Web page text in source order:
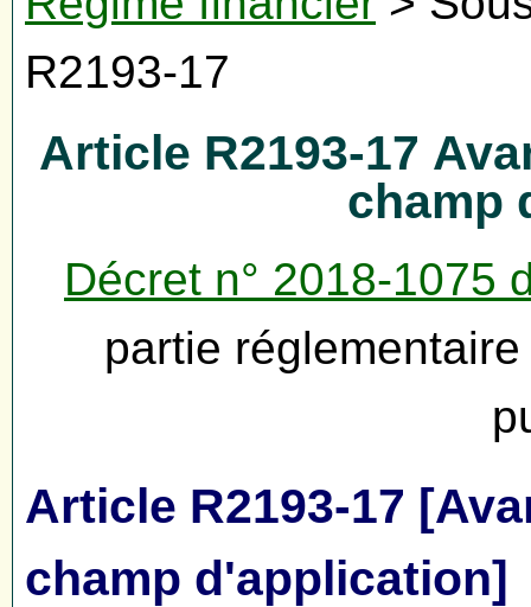
R2193-17
Article R2193-17
champ
Décret n° 2018-1075
partie
Article R2193-17
champ d'application]